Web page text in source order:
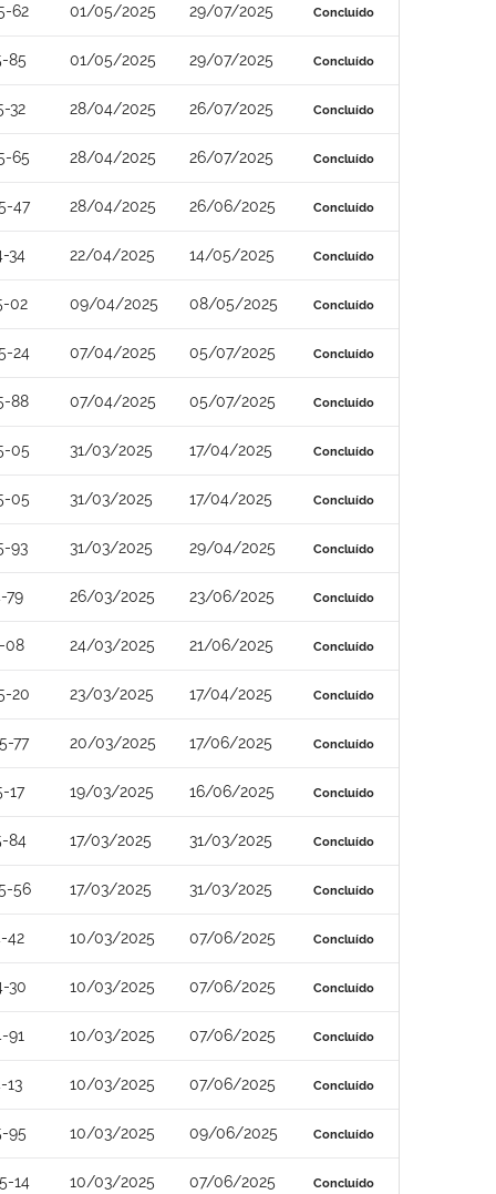
62 01/05/2025 29/07/2025 Concluído
85 01/05/2025 29/07/2025 Concluído
32 28/04/2025 26/07/2025 Concluído
65 28/04/2025 26/07/2025 Concluído
47 28/04/2025 26/06/2025 Concluído
34 22/04/2025 14/05/2025 Concluído
02 09/04/2025 08/05/2025 Concluído
24 07/04/2025 05/07/2025 Concluído
88 07/04/2025 05/07/2025 Concluído
05 31/03/2025 17/04/2025 Concluído
05 31/03/2025 17/04/2025 Concluído
93 31/03/2025 29/04/2025 Concluído
79 26/03/2025 23/06/2025 Concluído
08 24/03/2025 21/06/2025 Concluído
20 23/03/2025 17/04/2025 Concluído
77 20/03/2025 17/06/2025 Concluído
17 19/03/2025 16/06/2025 Concluído
84 17/03/2025 31/03/2025 Concluído
56 17/03/2025 31/03/2025 Concluído
42 10/03/2025 07/06/2025 Concluído
30 10/03/2025 07/06/2025 Concluído
91 10/03/2025 07/06/2025 Concluído
13 10/03/2025 07/06/2025 Concluído
95 10/03/2025 09/06/2025 Concluído
14 10/03/2025 07/06/2025 Concluído